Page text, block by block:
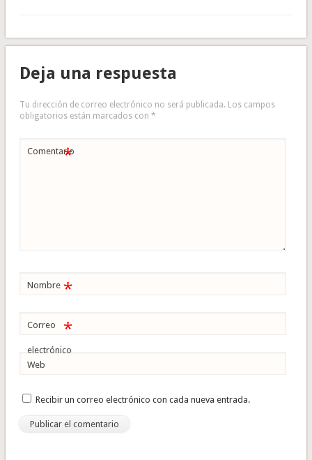
Deja una respuesta
Tu dirección de correo electrónico no será publicada. Los campos
obligatorios están marcados con *
Comentario
*
Nombre *
Correo
electrónico
*
Web
Recibir un correo electrónico con cada nueva entrada.